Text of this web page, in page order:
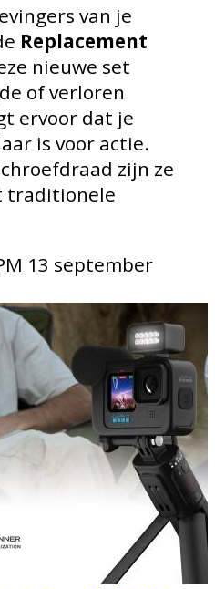
van je
Replacement
nieuwe set
of verloren
ervoor dat je
is voor actie.
zijn ze
traditionele
13 september